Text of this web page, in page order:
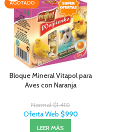
AGOTADO
Bloque Mineral Vitapol para
Aves con Naranja
Normal$1.410
Oferta Web $990
LEER MÁS